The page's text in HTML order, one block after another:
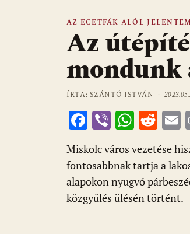
AZ ECETFÁK ALÓL JELENTEM
Az
ÍRTA: SZÁNTÓ ISTVÁN ·
F
ac
e
b
o
Vi
b
er
W
at
s
A
R
e
d
di
t
m
l
Miskolc város vezetése
fontosabbnak tartja a
alapokon nyugvó
közgyűlés ülésén történt.